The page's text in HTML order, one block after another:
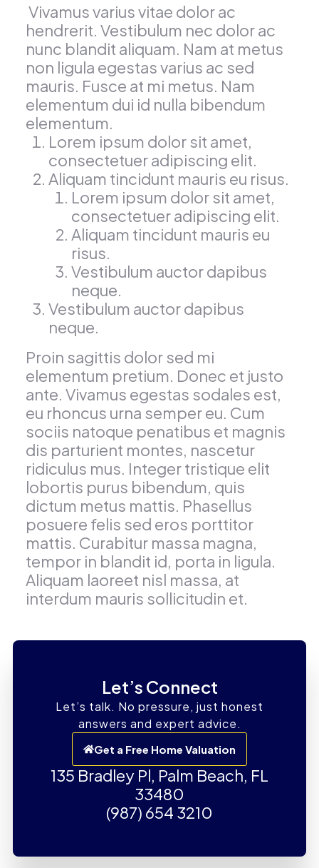
Vivamus varius vitae dolor ac
hendrerit. Vestibulum nec dolor ac
nunc blandit aliquam. Nam at metus
non ligula egestas varius ac sed
mauris. Fusce at mi metus. Nam
elementum dui id nulla bibendum
elementum.
Lorem ipsum dolor sit amet,
consectetuer adipiscing elit.
Aliquam tincidunt mauris eu risus.
Lorem ipsum dolor sit amet,
consectetuer adipiscing elit.
Aliquam tincidunt mauris eu
risus.
Vestibulum auctor dapibus
neque.
Vestibulum auctor dapibus
neque.
Proin sagittis dolor sed mi
elementum pretium. Donec et justo
ante. Vivamus egestas sodales est,
eu rhoncus urna semper eu. Cum
sociis natoque penatibus et magnis
dis parturient montes, nascetur
ridiculus mus. Integer tristique elit
lobortis purus bibendum, quis
dictum metus mattis. Phasellus
posuere felis sed eros porttitor
mattis. Curabitur massa magna,
tempor in blandit id, porta in ligula.
Aliquam laoreet nisl massa, at
interdum mauris sollicitudin et.
Let’s Connect
Let’s talk. No pressure, just honest
answers and expert advice.
Get a Free Home Valuation
135 Bradley Pl, Palm Beach, FL
33480
(987) 654 3210